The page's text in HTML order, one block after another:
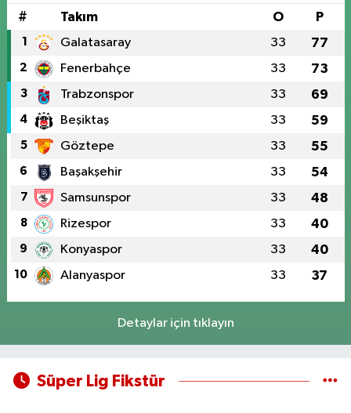
# Takım O P
1 Galatasaray 33 77
2 Fenerbahçe 33 73
3 Trabzonspor 33 69
4 Beşiktaş 33 59
5 Göztepe 33 55
6 Başakşehir 33 54
7 Samsunspor 33 48
8 Rizespor 33 40
9 Konyaspor 33 40
10 Alanyaspor 33 37
Detaylar için tıklayın
Süper Lig Fikstür